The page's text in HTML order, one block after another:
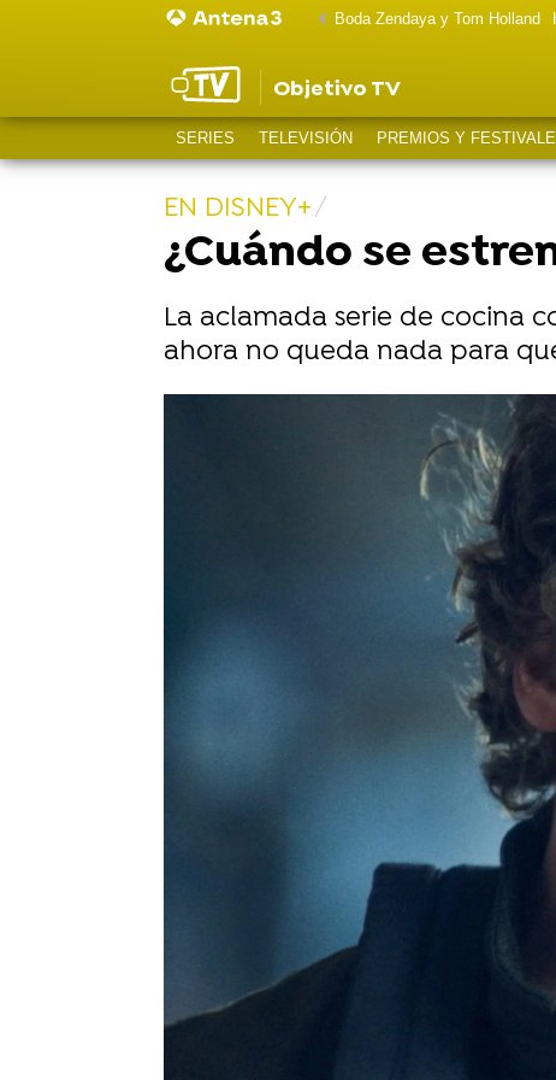
Boda Zendaya y Tom Holland
Objetivo TV
SERIES TELEVISIÓN PREMIOS Y
EN DISNEY+
¿Cuándo se
La aclamada serie de cocina
ahora no queda nada para
Jeremy Allen White demuestra
Isabel S. Samaniego
30 de julio de 2024, 15:57
es la premiada